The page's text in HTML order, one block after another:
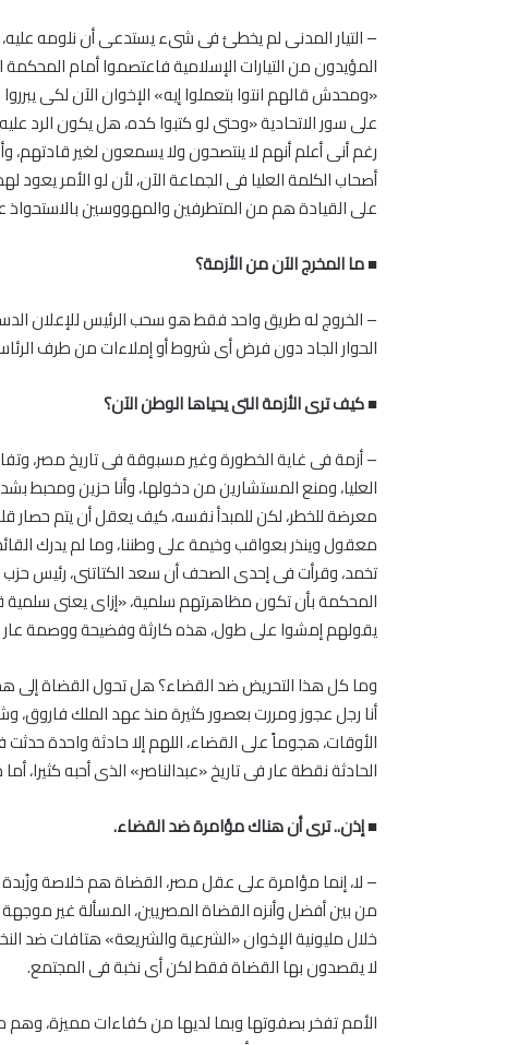
– التيار المدنى لم يخطئ فى شىء يستدعى أن نلومه
المؤيدون من التيارات الإسلامية فاعتصموا أمام
«ومحدش قالهم انتوا بتعملوا إيه» الإخوان الآن لكى
على سور الاتحادية «وحتى لو كتبوا كده، هل يكون الرد
رغم أنى أعلم أنهم لا ينتصحون ولا يسمعون لغير
أصحاب الكلمة العليا فى الجماعة الآن، لأن لو الأمر
على القيادة هم من المتطرفين والمهووسين
■ ما المخرج الآن من الأزمة؟
– الخروج له طريق واحد فقط هو سحب الرئيس للإعلان
الحوار الجاد دون فرض أى شروط أو إملاءات من طرف
■ كيف ترى الأزمة التى يحياها الوطن الآن؟
– أزمة فى غاية الخطورة وغير مسبوقة فى تاريخ مصر،
العليا، ومنع المستشارين من دخولها، وأنا حزين ومحبط
معرضة للخطر، لكن للمبدأ نفسه، كيف يعقل أن يتم
معقول وينذر بعواقب وخيمة على وطننا، وما لم يدرك
تخمد، وقرأت فى إحدى الصحف أن سعد الكتاتنى، رئيس حزب
المحكمة بأن تكون مظاهرتهم سلمية، «إزاى يعنى
يقولهم إمشوا على طول، هذه كارثة وفضيحة ووصمة عار
وما كل هذا التحريض ضد القضاء؟ هل تحول القضاة إلى
أنا رجل عجوز ومررت بعصور كثيرة منذ عهد الملك
الحادثة نقطة عار فى تاريخ «عبدالناصر» الذى أحبه
■ إذن.. ترى أن هناك مؤامرة ضد القضاء.
– لا، إنما مؤامرة على عقل مصر، القضاة هم خلاصة وزُبدة
من بين أفضل وأنزه القضاة المصريين، المسألة غير
خلال مليونية الإخوان «الشرعية والشريعة» هتافات ضد
لا يقصدون بها القضاة فقط لكن أى نخبة فى المجتمع.
الأمم تفخر بصفوتها وبما لديها من كفاءات مميزة،